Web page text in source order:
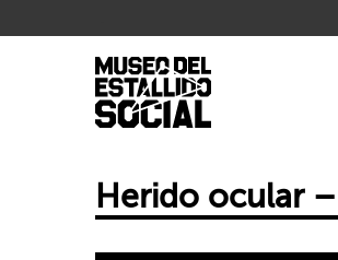
Herido ocular